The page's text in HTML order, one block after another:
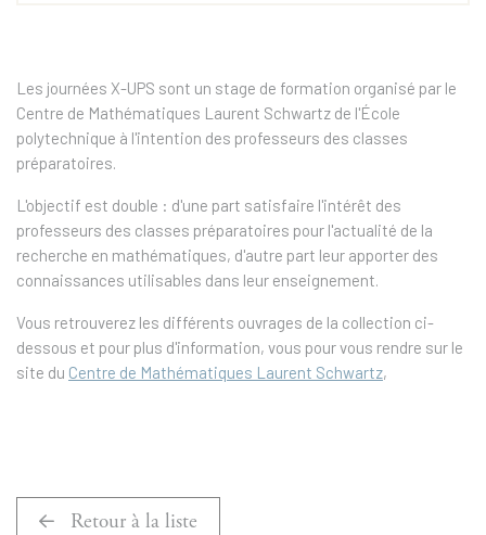
Les journées X-UPS sont un stage de formation organisé par le
Centre de Mathématiques Laurent Schwartz de l'École
polytechnique à l'intention des professeurs des classes
préparatoires.
L'objectif est double : d'une part satisfaire l'intérêt des
professeurs des classes préparatoires pour l'actualité de la
recherche en mathématiques, d'autre part leur apporter des
connaissances utilisables dans leur enseignement.
Vous retrouverez les différents ouvrages de la collection ci-
dessous et pour plus d'information, vous pour vous rendre sur le
site du Centre de Mathématiques Laurent Schwartz,
Retour à la liste